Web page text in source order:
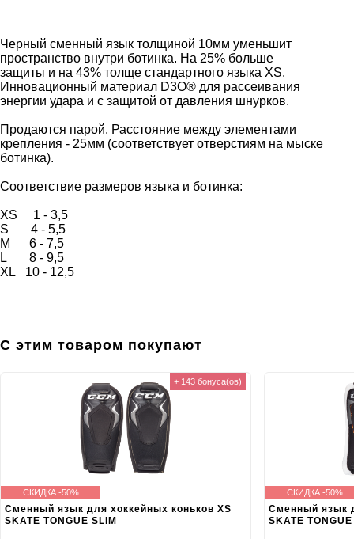
Черный сменный язык толщиной 10мм уменьшит
пространство внутри ботинка. На 25% больше
защиты и на 43% толще стандартного языка XS.
Инновационный материал D3O® для рассеивания
энергии удара и с защитой от давления шнурков.
Продаются парой. Расстояние между элементами
крепления - 25мм (соответствует отверстиям на мыске
ботинка).
Соответствие размеров языка и ботинка:
XS 1 - 3,5
S 4 - 5,5
M 6 - 7,5
L 8 - 9,5
XL 10 - 12,5
С этим товаром покупают
СКИДКА -50%
+ 143 бонуса(ов)
Языки
Сменный язык для хоккейных коньков XS
SKATE TONGUE SLIM
СКИДКА -50%
Языки
Сменный язык
SKATE